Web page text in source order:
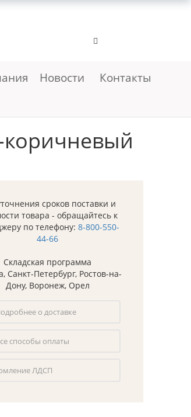
Новости Контакты
коричневый
сроков поставки и
товара - обращайтесь к
по телефону: 8-800-550-
44-66
Складская программа
Санкт-Петербург, Ростов-на-
Дону, Воронеж, Орел
о доставке
способы оплаты
ЛДСП